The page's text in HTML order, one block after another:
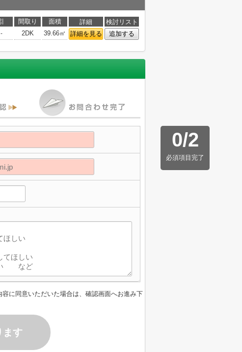
間取り 面積 詳細
検討リスト
- 2DK 39.66㎡ 詳細を見る 追加する
0/2
必須項目完了
に同意いただいた場合は、確認画面へお進み下
ます